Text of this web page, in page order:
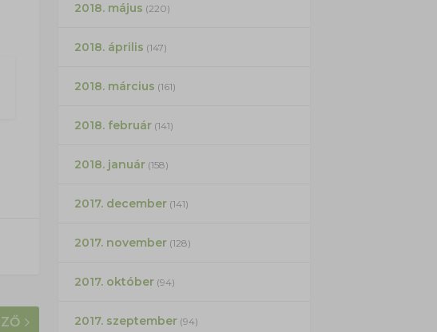
2018. május (220)
2018. április (147)
2018. március (161)
2018. február(141)
2018. január(158)
2017. december(141)
2017. november(128)
2017. október(94)
2017. szeptember(94)